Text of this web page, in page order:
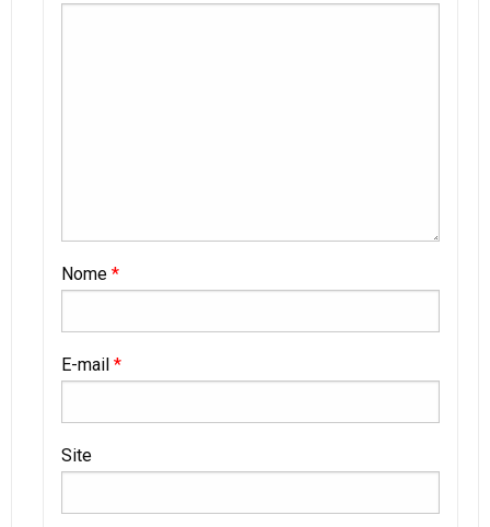
Nome *
E-mail *
Site